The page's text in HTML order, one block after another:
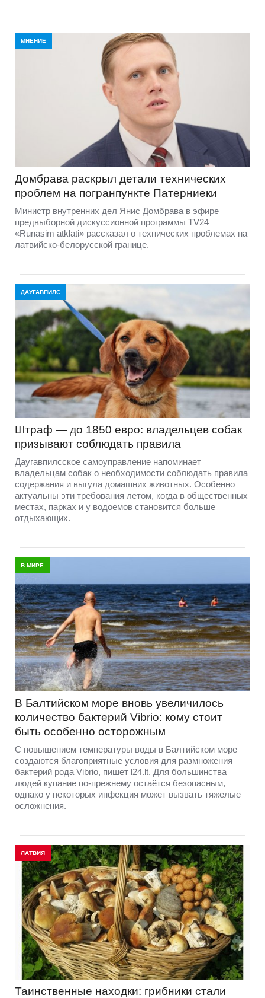
МНЕНИЕ
Домбравa раскрыл детали технических
проблем на погранпункте Патерниеки
Министр внутренних дел Янис Домбрава в эфире
предвыборной дискуссионной программы TV24
«Runāsim atklāti» рассказал о технических проблемах на
латвийско-белорусской границе.
ДАУГАВПИЛС
Штраф — до 1850 евро: владельцев собак
призывают соблюдать правила
Даугавпилсское самоуправление напоминает
владельцам собак о необходимости соблюдать правила
содержания и выгула домашних животных. Особенно
актуальны эти требования летом, когда в общественных
местах, парках и у водоемов становится больше
отдыхающих.
В МИРЕ
В Балтийском море вновь увеличилось
количество бактерий Vibrio: кому стоит
быть особенно осторожным
С повышением температуры воды в Балтийском море
создаются благоприятные условия для размножения
бактерий рода Vibrio, пишет l24.lt. Для большинства
людей купание по-прежнему остаётся безопасным,
однако у некоторых инфекция может вызвать тяжелые
осложнения.
ЛАТВИЯ
Таинственные находки: грибники стали